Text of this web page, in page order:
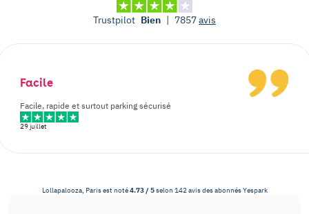
Trustpilot Bien | 7857avis
Facile
Facile, rapide et surtout parking sécurisé
29 juillet
Lollapalooza, Parisest noté4.73/ 5selon 142avis des abonnésYespark